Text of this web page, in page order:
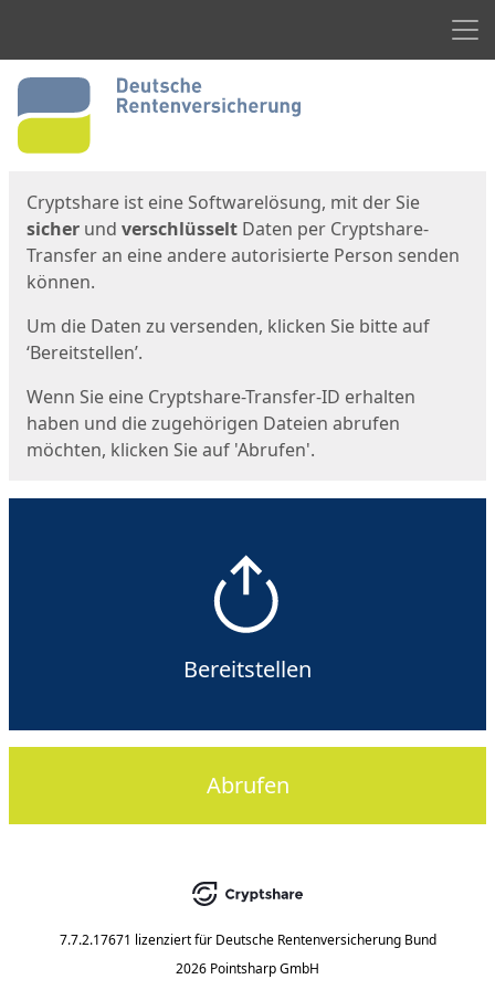
Start
Cryptshare ist eine Softwarelösung, mit der Sie
sicher und verschlüsselt Daten per Cryptshare-
Transfer an eine andere autorisierte Person senden
können.
Um die Daten zu versenden, klicken Sie bitte auf
‘Bereitstellen’.
Wenn Sie eine Cryptshare-Transfer-ID erhalten
haben und die zugehörigen Dateien abrufen
möchten, klicken Sie auf 'Abrufen'.
Bereitstellen
Abrufen
7.7.2.17671 lizenziert für Deutsche Rentenversicherung Bund
2026 Pointsharp GmbH